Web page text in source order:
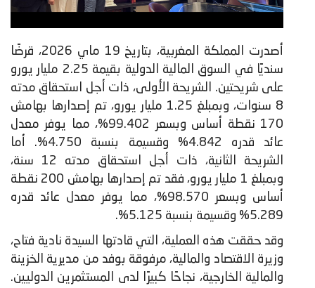
أصدرت المملكة المغربية، بتاريخ 19 ماي 2026، قرضًا
سنديًا في السوق المالية الدولية بقيمة 2.25 مليار يورو
على شريحتين. الشريحة الأولى، ذات أجل استحقاق مدته
8 سنوات، وبمبلغ 1.25 مليار يورو، تم إصدارها بهامش
170 نقطة أساس وبسعر 99.402%، مما يوفر معدل
عائد قدره 4.842% وقسيمة بنسبة 4.750%. أما
الشريحة الثانية، ذات أجل استحقاق مدته 12 سنة،
وبمبلغ 1 مليار يورو، فقد تم إصدارها بهامش 200 نقطة
أساس وبسعر 98.570%، مما يوفر معدل عائد قدره
5.289% وقسيمة بنسبة 5.125%.
​وقد حققت هذه العملية، التي قادتها السيدة نادية فتاح،
وزيرة الاقتصاد والمالية، مرفوقة بوفد من مديرية الخزينة
والمالية الخارجية، نجاحًا كبيرًا لدى المستثمرين الدوليين.